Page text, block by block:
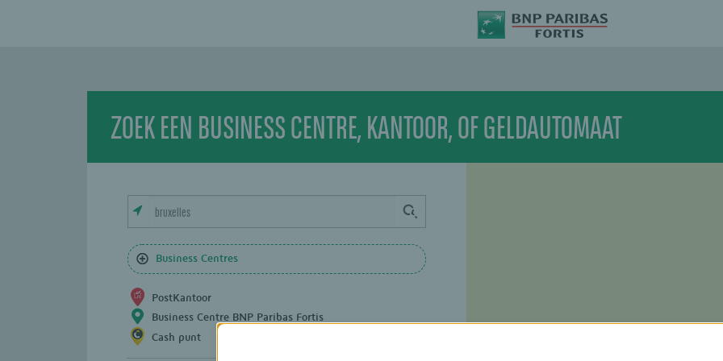
ZOEK EEN BUSINESS CENTRE, KANTOOR, OF GELDAUTOMAAT
Business Centres
PostKantoor
Business Centre BNP Paribas Fortis
Cash punt